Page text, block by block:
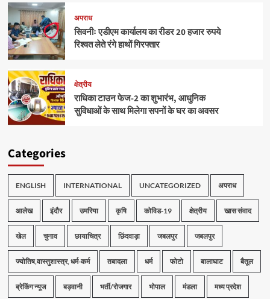
अपराध
सिवनीः एडीएम कार्यालय का रीडर 20 हजार रुपये
रिश्वत लेते रंगे हाथों गिरफ्तार
क्षेत्रीय
राधिका टाउन फेज-2 का शुभारंभ, आधुनिक
सुविधाओं के साथ मिलेगा सपनों के घर का अवसर
Categories
ENGLISH INTERNATIONAL UNCATEGORIZED अपराध
आलेख इंदौर उमरिया कृषि कोविड-19 क्षेत्रीय खास संवाद
खेल चुनाव छायाचित्र छिंदवाड़ा जबलपुर जबलपुर
ज्योतिष,वास्तुशास्त्र, धर्म-कर्म तबादला धर्म फोटो बालाघाट बैतूल
ब्रेकिंग न्यूज बड़वानी भर्ती/रोजगार भोपाल मंडला मध्य प्रदेश